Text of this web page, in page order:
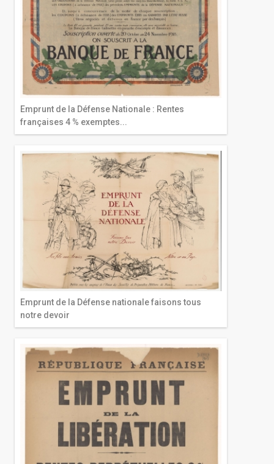
Emprunt de la Défense Nationale : Rentes
françaises 4 % exemptes...
Emprunt de la Défense nationale faisons tous
notre devoir